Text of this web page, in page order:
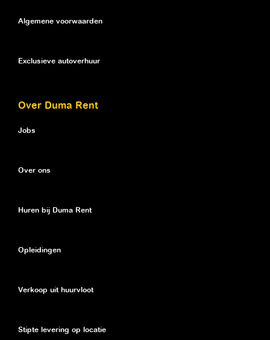
Algemene voorwaarden
Exclusieve autoverhuur
Over Duma Rent
Jobs
Over ons
Huren bij Duma Rent
Opleidingen
Verkoop uit huurvloot
Stipte levering op locatie